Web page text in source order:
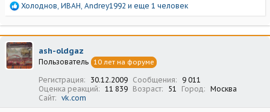
Р
а
к
ц
и
и
Холоднов, ИВАН, Andrey1992 и еще 1 человек
ash-oldgaz
Пользователь 10 лет на форуме
Регистрация 30.12.2009 Сообщения
9 011
Оценка реакций
11 839 Возраст 51 Город
Москва
Сайт
vk.com